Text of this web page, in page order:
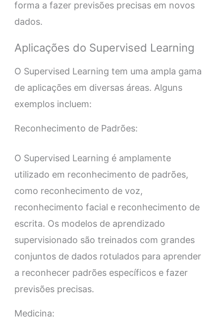
forma a fazer previsões precisas em novos
dados.
Aplicações do Supervised Learning
O Supervised Learning tem uma ampla gama
de aplicações em diversas áreas. Alguns
exemplos incluem:
Reconhecimento de Padrões:
O Supervised Learning é amplamente
utilizado em reconhecimento de padrões,
como reconhecimento de voz,
reconhecimento facial e reconhecimento de
escrita. Os modelos de aprendizado
supervisionado são treinados com grandes
conjuntos de dados rotulados para aprender
a reconhecer padrões específicos e fazer
previsões precisas.
Medicina: